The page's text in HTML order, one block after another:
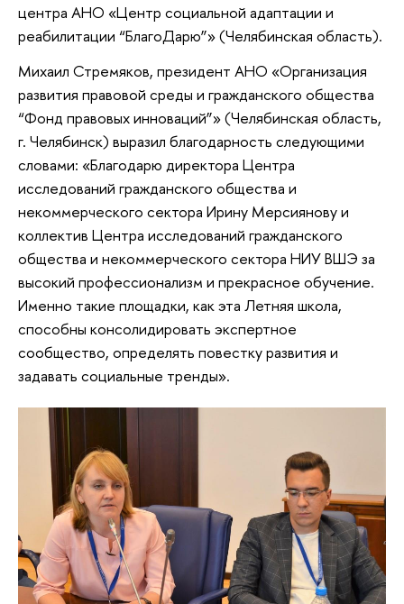
центра АНО «Центр социальной адаптации и
реабилитации “БлагоДарю”» (Челябинская область).
Михаил Стремяков, президент АНО «Организация
развития правовой среды и гражданского общества
“Фонд правовых инноваций”» (Челябинская область,
г. Челябинск) выразил благодарность следующими
словами: «Благодарю директора Центра
исследований гражданского общества и
некоммерческого сектора Ирину Мерсиянову и
коллектив Центра исследований гражданского
общества и некоммерческого сектора НИУ ВШЭ за
высокий профессионализм и прекрасное обучение.
Именно такие площадки, как эта Летняя школа,
способны консолидировать экспертное
сообщество, определять повестку развития и
задавать социальные тренды».